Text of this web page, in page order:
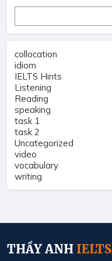
collocation
idiom
IELTS Hints
Listening
Reading
speaking
task 1
task 2
Uncategorized
video
vocabulary
writing
THẦY ANH IELTS